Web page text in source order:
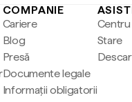
COMPANIE
Cariere
Blog
Presă
Documente legale
Informații obligatorii
Stare